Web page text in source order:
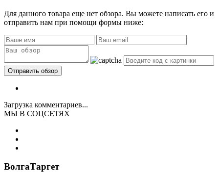
Для данного товара еще нет обзора. Вы можете написать его и
отправить нам при помощи формы ниже:
Загрузка комментариев...
МЫ В СОЦСЕТЯХ
ВолгаТаргет